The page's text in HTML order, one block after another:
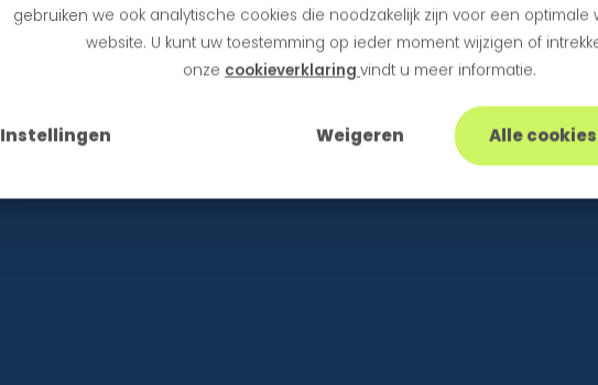
gebruiken we ook analytische cookies die noodzakelijk zijn voor een optimale
website. U kunt uw toestemming op ieder moment wijzigen of
onze cookieverklaring vindt u meer informatie.
Instellingen Weigeren Alle